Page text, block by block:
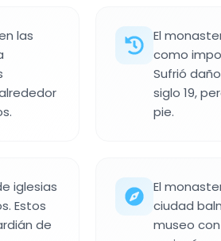
las
El
como
Sufrió
siglo 19,
pie.
iglesias
Estos
de
El
ciudad
museo